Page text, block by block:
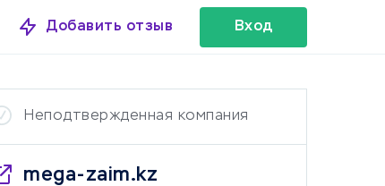
Добавить отзыв Вход
Неподтвержденная компания
mega-zaim.kz